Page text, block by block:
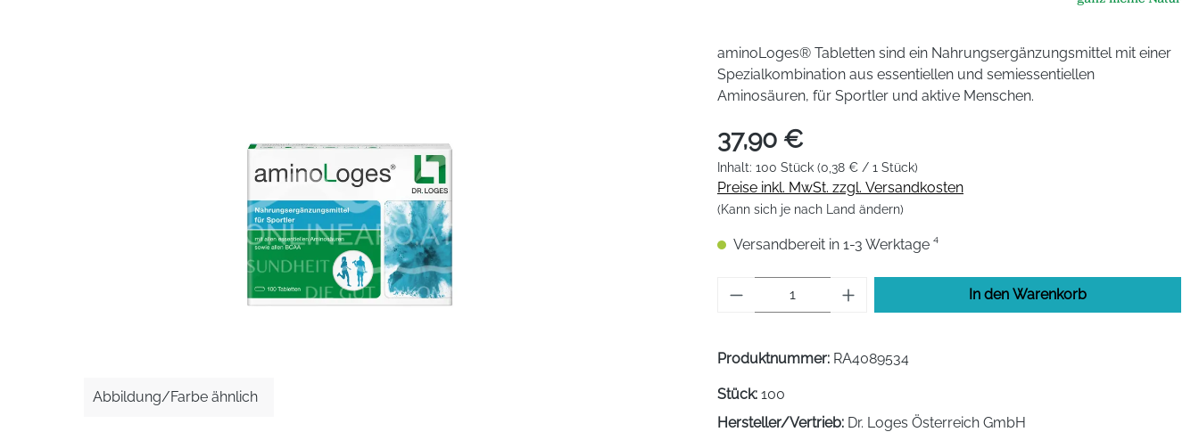
Abbildung/Farbe ähnlich
aminoLoges® Tabletten sind ein Nahrungsergänzungsmittel mit einer
Spezialkombination aus essentiellen und semiessentiellen
Aminosäuren, für Sportler und aktive Menschen.
37,90 €
Inhalt: 100 Stück (0,38 € / 1 Stück)
Preise inkl. MwSt. zzgl. Versandkosten
(Kann sich je nach Land ändern)
Versandbereit in 1-3 Werktage ⁴
Produkt Anzahl: Gib den gewünschten Wert
In den Warenkorb
Produktnummer: RA4089534
Stück: 100
Hersteller/Vertrieb: Dr. Loges Österreich GmbH